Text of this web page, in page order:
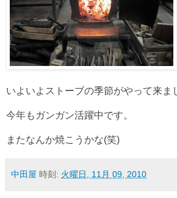
いよいよストーブの季節がやって来ま
今年もガンガン活躍中です。
またなんか焼こうかな(笑)
中田屋 時刻: 火曜日, 11月 09, 2010